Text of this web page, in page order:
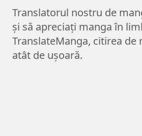
Translatorul nostru de
și să apreciați manga în
TranslateManga, citirea
atât de ușoară.